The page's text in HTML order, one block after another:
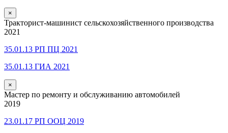
×
Тракторист-машинист сельскохозяйственного производства
2021
35.01.13 РП ПЦ 2021
35.01.13 ГИА 2021
×
Мастер по ремонту и обслуживанию автомобилей
2019
23.01.17 РП ООЦ 2019